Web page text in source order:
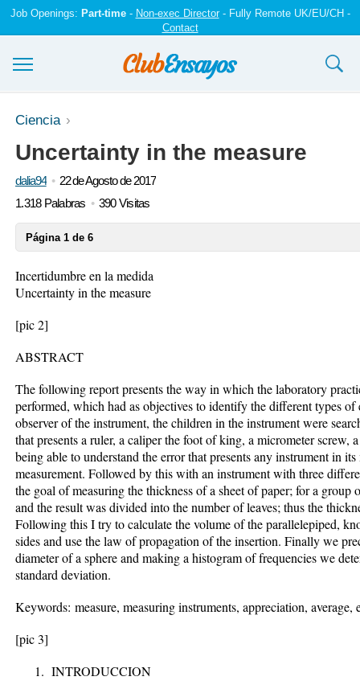
Job Openings: Part-time- Non-exec Director- Fully Remote UK/EU/CH -
Contact
Ensayos y trabajos
Registrarse
Iniciar sesión
Ciencia
Uncertainty in the measure
dalia94
22 de Agosto de 2017
1.318 Palabras
390 Visitas
Página 1 de 6
Incertidumbre en la medida
Uncertainty in the measure
[pic 2]
ABSTRACT
The following report presents the way in which the laboratory
performed, which had as objectives to identify the different types of
observer of the instrument, the children in the instrument were
that presents a ruler, a caliper the foot of king, a micrometer screw,
being able to understand the error that presents any instrument in
measurement. Followed by this with an instrument with three
the goal of measuring the thickness of a sheet of paper; for a group
and the result was divided into the number of leaves; thus the
Following this I try to calculate the volume of the parallelepiped,
sides and use the law of propagation of the insertion. Finally we
diameter of a sphere and making a histogram of frequencies we
standard deviation.
Keywords: measure, measuring instruments, appreciation, average,
[pic 3]
INTRODUCCION